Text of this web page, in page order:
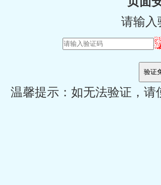
请输入
温馨提示：如无法验证，请